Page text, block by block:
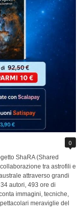
0
ShaRA (Shared
tra astrofili e
attraverso grandi
autori, 493 ore di
immagini, tecniche,
meraviglie del